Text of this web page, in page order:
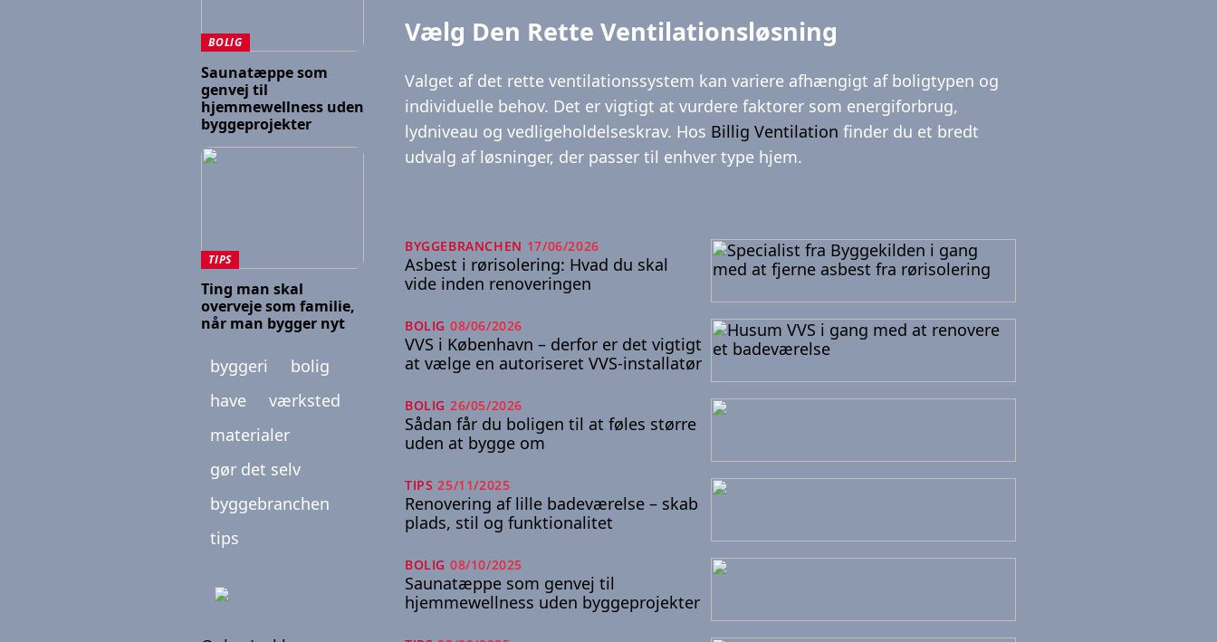
Vælg Den Rette Ventilationsløsning
Valget af det rette ventilationssystem kan variere afhængigt af boligtypen og
individuelle behov. Det er vigtigt at vurdere faktorer som energiforbrug,
lydniveau og vedligeholdelseskrav. Hos Billig Ventilation finder du et bredt
udvalg af løsninger, der passer til enhver type hjem.
BYGGEBRANCHEN 17/06/2026
Asbest i rørisolering: Hvad du skal
vide inden renoveringen
BOLIG 08/06/2026
VVS i København – derfor er det vigtigt
at vælge en autoriseret VVS-installatør
BOLIG 26/05/2026
Sådan får du boligen til at føles større
uden at bygge om
TIPS 25/11/2025
Renovering af lille badeværelse – skab
plads, stil og funktionalitet
BOLIG 08/10/2025
Saunatæppe som genvej til
hjemmewellness uden byggeprojekter
BOLIG
Saunatæppe som
genvej til
hjemmewellness uden
byggeprojekter
TIPS
Ting man skal
overveje som familie,
når man bygger nyt
byggeri
bolig
have
værksted
materialer
gør det selv
byggebranchen
tips